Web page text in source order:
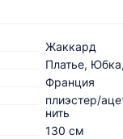
Жаккард
Платье,
Франция
плиэстер/
нить
130 см